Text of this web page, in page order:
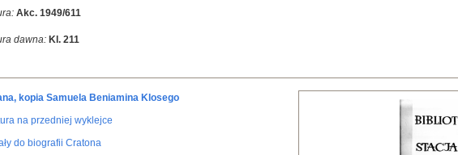
Akc. 1949/611
dawna: Kl. 211
kopia Samuela Beniamina Klosego
na przedniej wyklejce
do biografii Cratona